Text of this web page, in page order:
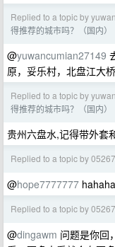
Replied to a topic by
得推荐的城市吗？（国内）
@yuwancumian27149
原，妥乐村，北盘江大
Replied to a topic by
得推荐的城市吗？（国内）
贵州六盘水,记得带外套
Replied to a topic by
@hope7777777
Replied to a topic by
@dingawm 问题是你回